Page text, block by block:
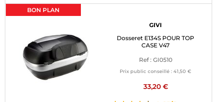
BON PLAN
GIVI
Dosseret E134S POUR TOP
CASE V47
Ref : GI0510
Prix public conseillé : 41,50 €
33,20 €